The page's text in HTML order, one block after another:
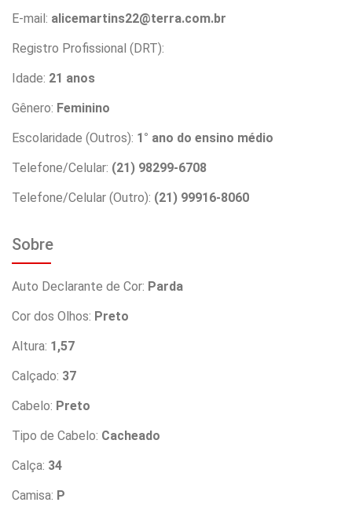
E-mail: alicemartins22@terra.com.br
Registro Profissional (DRT):
Idade: 21 anos
Gênero: Feminino
Escolaridade (Outros): 1° ano do ensino médio
Telefone/Celular: (21) 98299-6708
Telefone/Celular (Outro): (21) 99916-8060
Sobre
Auto Declarante de Cor: Parda
Cor dos Olhos: Preto
Altura: 1,57
Calçado: 37
Cabelo: Preto
Tipo de Cabelo: Cacheado
Calça: 34
Camisa: P